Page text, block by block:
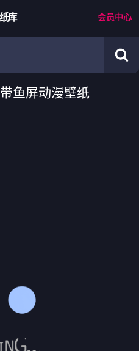
库 会员中心
鱼屏动漫壁纸